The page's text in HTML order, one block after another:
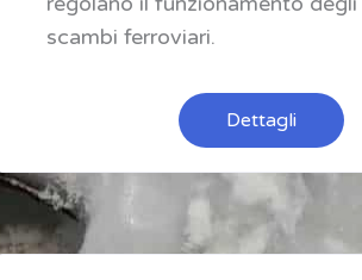
scambi ferroviari.
Dettagli